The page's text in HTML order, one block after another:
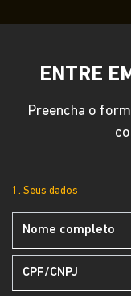
ENTRE
Preencha o
1. Seus dados